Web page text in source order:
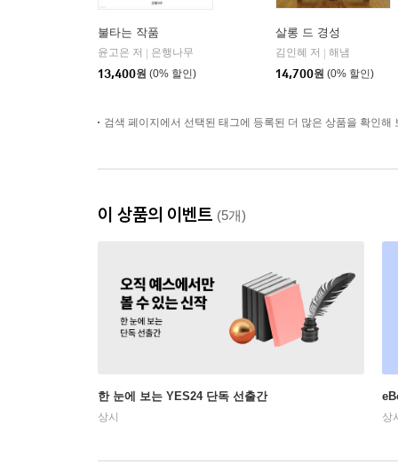
불타는 작품
윤고은 저 | 은행나무
13,400원 (0% 할인)
살롱 드 경성
김인혜 저 | 해냄
14,700원 (0% 할인)
검색 페이지에서 선택된 태그에 등록된 더 많은 상품을 확인해
이 상품의 이벤트 (5개)
한 눈에 보는 YES24 단독 선출간
상시 상